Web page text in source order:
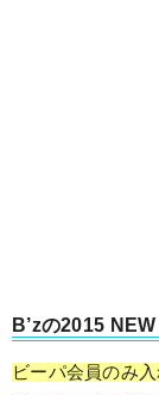
B’zの2015
ビーパ会員のみ